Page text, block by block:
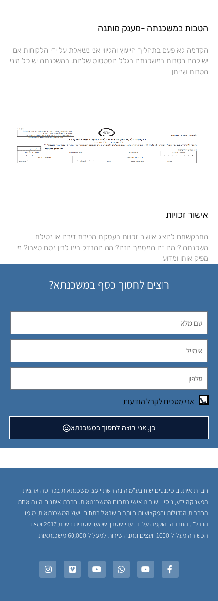
הטבות במשכנתה -מענק מותנה
הקדמה לא פעם בתהליך הייעוץ והליווי אני נשאלת על ידי הלקוחות אם
יש להם הטבות במשכנתה בגלל הסטטוס שלהם. במשכנתה יש כל מיני
הטבות שניתן
אישור זכויות
התבקשתם להציג אישור זכויות בעסקת מכירת דירה או נטילת
משכנתה ? מה זה המסמך הזה? מה ההבדל בינו לבין נסח טאבו? מי
מפיק אותו ומדוע
רוצים לחסוך כסף במשכנתא?
אני מסכים לקבל הודעות
כן, אני רוצה לחסוך במשכנתא
חברת איתנים פיננסים ש.ח בע"מ הינה רשת יועצי משכנתאות בפריסה ארצית
המעניקה ידע, ניסיון ושירות אישי בתחום המשכנתאות. חברת איתנים הינה אחת
החברות הגדולות והמקצועיות ביותר בישראל בתחום ייעוץ המשכנתאות ומימון
הנדל"ן. החברה הוקמה על ידי עדי שטרן ושמעון שטרית בשנת 2017 ומאז
הכשירה מעל ל 1000 יועצים ונתנה שירות למעל ל 60,000 משכנתאות.